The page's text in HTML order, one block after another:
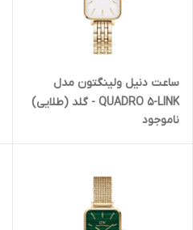
ساعت دنیل ولینگتون مدل
QUADRO 5-LINK - گلد (طلایی)
صفحه سفید (زنانه)
ناموجود